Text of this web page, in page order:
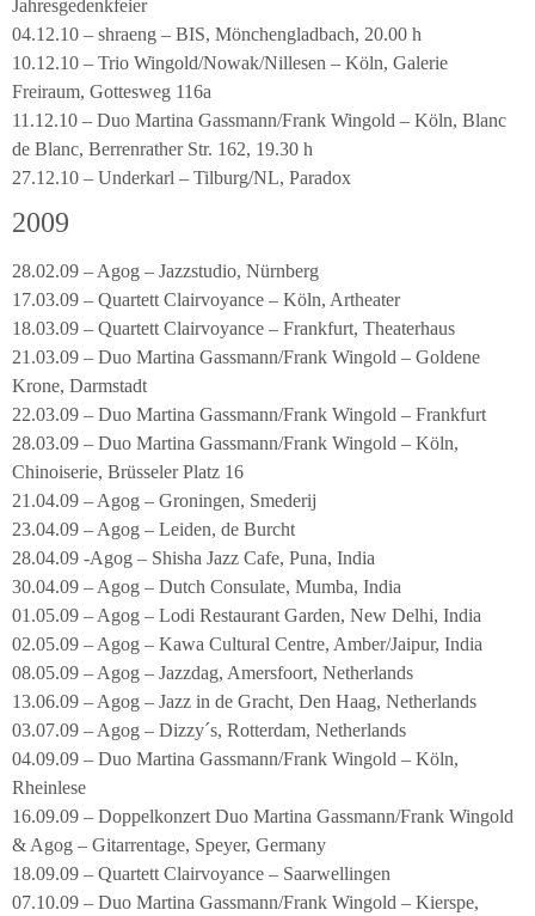
Jahresgedenkfeier
04.12.10 – shraeng – BIS, Mönchengladbach, 20.00 h
10.12.10 – Trio Wingold/Nowak/Nillesen – Köln, Galerie
Freiraum, Gottesweg 116a
11.12.10 – Duo Martina Gassmann/Frank Wingold – Köln, Blanc
de Blanc, Berrenrather Str. 162, 19.30 h
27.12.10 – Underkarl – Tilburg/NL, Paradox
2009
28.02.09 – Agog – Jazzstudio, Nürnberg
17.03.09 – Quartett Clairvoyance – Köln, Artheater
18.03.09 – Quartett Clairvoyance – Frankfurt, Theaterhaus
21.03.09 – Duo Martina Gassmann/Frank Wingold – Goldene
Krone, Darmstadt
22.03.09 – Duo Martina Gassmann/Frank Wingold – Frankfurt
28.03.09 – Duo Martina Gassmann/Frank Wingold – Köln,
Chinoiserie, Brüsseler Platz 16
21.04.09 – Agog – Groningen, Smederij
23.04.09 – Agog – Leiden, de Burcht
28.04.09 -Agog – Shisha Jazz Cafe, Puna, India
30.04.09 – Agog – Dutch Consulate, Mumba, India
01.05.09 – Agog – Lodi Restaurant Garden, New Delhi, India
02.05.09 – Agog – Kawa Cultural Centre, Amber/Jaipur, India
08.05.09 – Agog – Jazzdag, Amersfoort, Netherlands
13.06.09 – Agog – Jazz in de Gracht, Den Haag, Netherlands
03.07.09 – Agog – Dizzy´s, Rotterdam, Netherlands
04.09.09 – Duo Martina Gassmann/Frank Wingold – Köln,
Rheinlese
16.09.09 – Doppelkonzert Duo Martina Gassmann/Frank Wingold
& Agog – Gitarrentage, Speyer, Germany
18.09.09 – Quartett Clairvoyance – Saarwellingen
07.10.09 – Duo Martina Gassmann/Frank Wingold – Kierspe,